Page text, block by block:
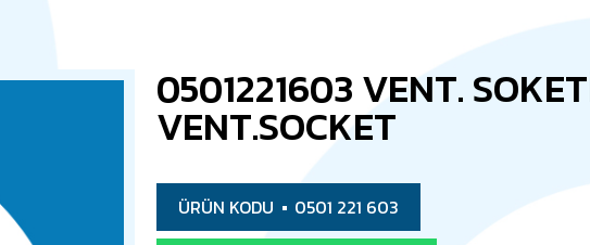
0501221603 VENT.
VENT.SOCKET
ÜRÜN KODU 0501 221 603